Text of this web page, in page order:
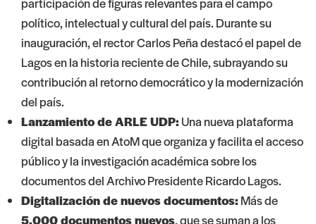
político, intelectual y cultural del país. Durante su
inauguración, el rector Carlos Peña destacó el papel de
Lagos en la historia reciente de Chile, subrayando su
contribución al retorno democrático y la modernización
del país.
Lanzamiento deARLE UDP: Una nueva plataforma
digital basada en AtoM que organiza y facilita el acceso
público y la investigación académica sobre los
documentos del Archivo Presidente Ricardo Lagos.
Digitalización de nuevos documentos: Más de
5.000 documentos nuevos, que se suman a los